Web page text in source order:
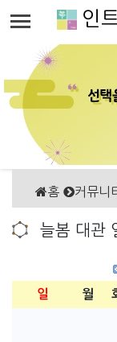
인
홈 커뮤니
늘봄 대관
일 월